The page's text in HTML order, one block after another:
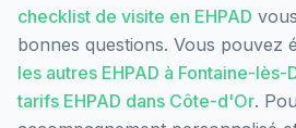
checklist de visite en EHPAD
bonnes questions. Vous pouvez
les autres EHPAD à Fontaine-lès-
tarifs EHPAD dans Côte-d'Or.